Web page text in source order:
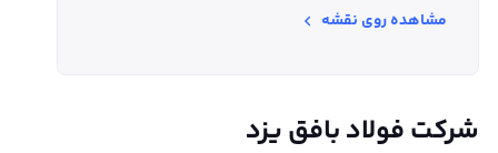
مشاهده روی نقشه
شرکت فولاد بافق یزد